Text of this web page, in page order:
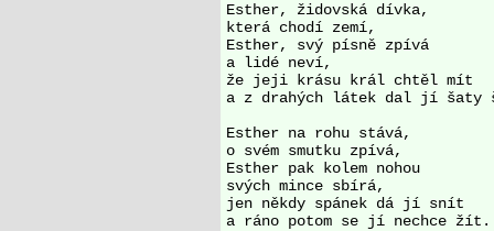
Esther, židovská dívka,
která chodí zemí,
Esther, svý písně zpívá
a lidé neví,
že jeji krásu král chtěl mít
a z drahých látek dal jí
Esther na rohu stává,
o svém smutku zpívá,
Esther pak kolem nohou
svých mince sbírá,
jen někdy spánek dá jí snít
a ráno potom se jí nechce žít.